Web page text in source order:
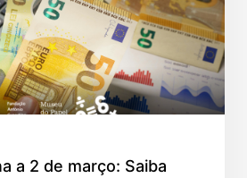
a 2 de março: Saiba